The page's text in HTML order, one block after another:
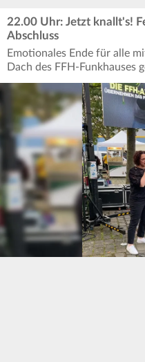
22.00 Uhr: Jetzt knallt's!
Abschluss
Emotionales Ende für alle
Dach des FFH-Funkhauses